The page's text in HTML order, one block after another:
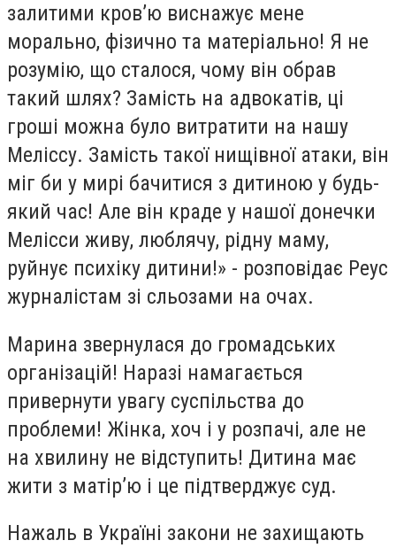
залитими кров’ю виснажує мене
морально, фізично та матеріально! Я не
розумію, що сталося, чому він обрав
такий шлях? Замість на адвокатів, ці
гроші можна було витратити на нашу
Меліссу. Замість такої нищівної атаки, він
міг би у мирі бачитися з дитиною у будь-
який час! Але він краде у нашої донечки
Мелісси живу, люблячу, рідну маму,
руйнує психіку дитини!» - розповідає Реус
журналістам зі сльозами на очах.
Марина звернулася до громадських
організацій! Наразі намагається
привернути увагу суспільства до
проблеми! Жінка, хоч і у розпачі, але не
на хвилину не відступить! Дитина має
жити з матір’ю і це підтверджує суд.
Нажаль в Україні закони не захищають